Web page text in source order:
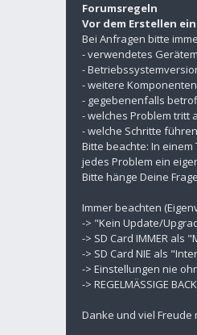
Forumsregeln
Vor dem Erstellen
Bei Anfragen bitte
- verwendetes
-
- weitere
- gegebenenfalls
- welches Problem tritt
- welche Schritte
Bitte beachte: In
jedes Problem ein
Bitte hänge Deine
Immer beachten
-> "Kein Update/
-> SD Card IMMER als
-> SD Card NIE als
-> Einstellungen nie
-> REGELMÄSSIGE
Danke und viel Freude